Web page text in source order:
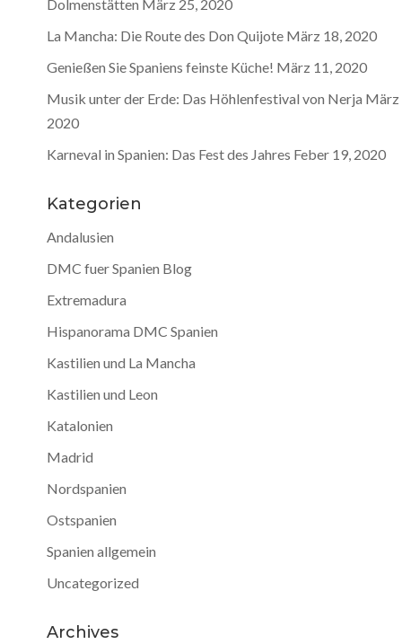
Dolmenstätten März 25, 2020
La Mancha: Die Route des Don Quijote März 18, 2020
Genießen Sie Spaniens feinste Küche! März 11, 2020
Musik unter der Erde: Das Höhlenfestival von Nerja März
2020
Karneval in Spanien: Das Fest des Jahres Feber 19, 2020
Kategorien
Andalusien
DMC fuer Spanien Blog
Extremadura
Hispanorama DMC Spanien
Kastilien und La Mancha
Kastilien und Leon
Katalonien
Madrid
Nordspanien
Ostspanien
Spanien allgemein
Uncategorized
Archives